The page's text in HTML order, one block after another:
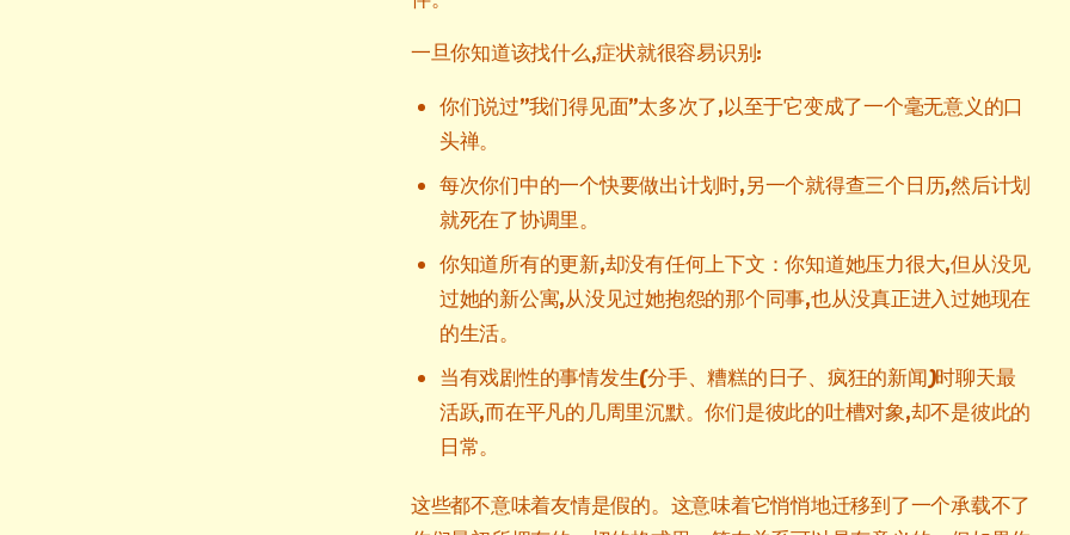
一旦你知道该找什么,症状就很容易识别:
你们说过”我们得见面”太多次了,以至于它变成了一个毫无意义的口
头禅。
每次你们中的一个快要做出计划时,另一个就得查三个日历,然后计划
就死在了协调里。
你知道所有的更新,却没有任何上下文：你知道她压力很大,但从没见
过她的新公寓,从没见过她抱怨的那个同事,也从没真正进入过她现在
的生活。
当有戏剧性的事情发生(分手、糟糕的日子、疯狂的新闻)时聊天最
活跃,而在平凡的几周里沉默。你们是彼此的吐槽对象,却不是彼此的
日常。
这些都不意味着友情是假的。这意味着它悄悄地迁移到了一个承载不了